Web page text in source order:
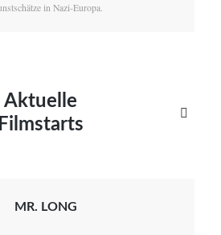
in Nazi-Europa.
Aktuelle
Filmstarts

MR. LONG